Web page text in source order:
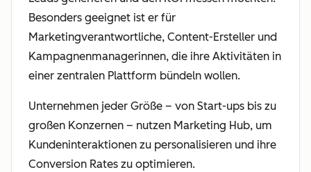
Besonders geeignet ist er für
Marketingverantwortliche, Content-Ersteller und
Kampagnenmanagerinnen, die ihre Aktivitäten in
einer zentralen Plattform bündeln wollen.
Unternehmen jeder Größe – von Start-ups bis zu
großen Konzernen – nutzen Marketing Hub, um
Kundeninteraktionen zu personalisieren und ihre
Conversion Rates zu optimieren.